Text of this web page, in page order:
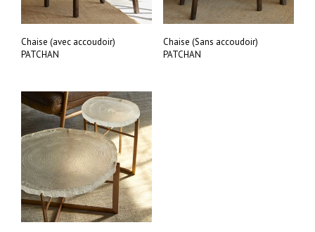
Chaise (avec accoudoir)
PATCHAN
Chaise (Sans accoudoir)
PATCHAN